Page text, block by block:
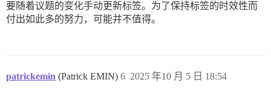
要随着议题的变化手动更新标签。为了保持标签的时效性而
付出如此多的努力，可能并不值得。
patrickemin (Patrick EMIN) 2025 年10 月 5 日 18:54
6